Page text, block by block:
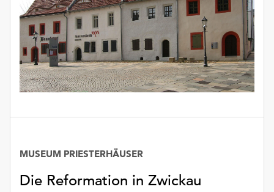
Möchten
die
verwendeten
Cookies
anpassen,
Sie
über
Schaltfläche
Die Reformation in Zwickau
MUSEUM PRIESTERHÄUSER